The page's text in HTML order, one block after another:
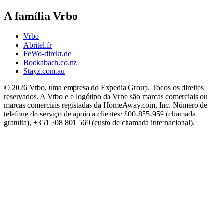
A família Vrbo
Vrbo
Abritel.fr
FeWo-direkt.de
Bookabach.co.nz
Stayz.com.au
© 2026 Vrbo, uma empresa do Expedia Group. Todos os direitos
reservados. A Vrbo e o logótipo da Vrbo são marcas comerciais ou
marcas comerciais registadas da HomeAway.com, Inc. Número de
telefone do serviço de apoio a clientes: 800-855-959 (chamada
gratuita), +351 308 801 569 (custo de chamada internacional).